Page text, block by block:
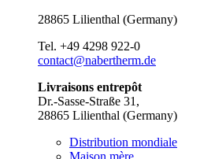
28865 Lilienthal (Germany)
Tel. +49 4298 922-0
contact@nabertherm.de
Livraisons entrepôt
Dr.-Sasse-Straße 31,
28865 Lilienthal (Germany)
Distribution mondiale
Maison mère